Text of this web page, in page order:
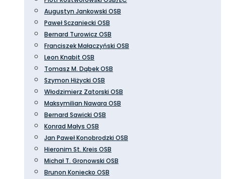
Augustyn Jankowski OSB
Paweł Sczaniecki OSB
Bernard Turowicz OSB
Franciszek Małaczyński OSB
Leon Knabit OSB
Tomasz M. Dąbek OSB
Szymon Hiżycki OSB
Włodzimierz Zatorski OSB
Maksymilian Nawara OSB
Bernard Sawicki OSB
Konrad Małys OSB
Jan Paweł Konobrodzki OSB
Hieronim St. Kreis OSB
Michał T. Gronowski OSB
Brunon Koniecko OSB